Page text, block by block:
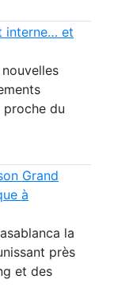
interne… et
proche du
Grand
à
la
près
et des